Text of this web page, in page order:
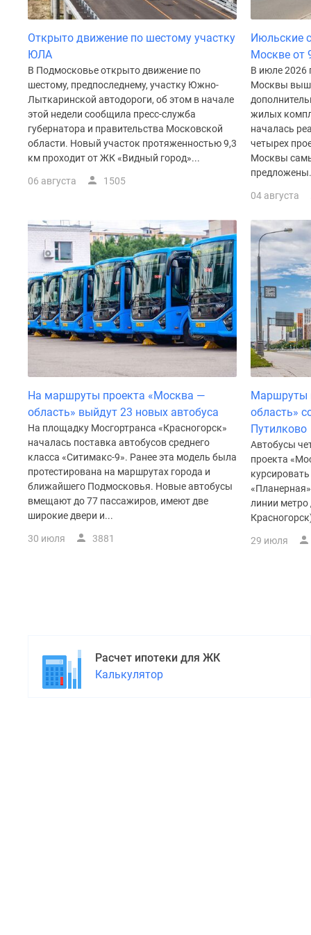
Рассрочка
Траншевая
ипотека
коттеджи
Коттеджные
поселки
Москве
Готовые
поселки
поселки
Коттеджные
Коттеджные
поселки
водоема
ипотеку
Бизнес-
центры
Открыто движение по шестому участку
ЮЛА
В Подмосковье открыто движение по
шестому, предпоследнему, участку Южно-
Лыткаринской автодороги, об этом в начале
этой недели сообщила пресс-служба
губернатора и правительства Московской
области. Новый участок протяженностью 9,3
км проходит от ЖК «Видный город»...
06 августа 1505
Июльские
Москве от
В июле 2026
Москвы
жилых
началась
четырех
Москвы
04 августа
На маршруты проекта «Москва —
область» выйдут 23 новых автобуса
На площадку Мосгортранса «Красногорск»
началась поставка автобусов среднего
класса «Ситимакс-9». Ранее эта модель была
протестирована на маршрутах города и
ближайшего Подмосковья. Новые автобусы
вмещают до 77 пассажиров, имеют две
широкие двери и...
30 июля 3881
Маршруты
область»
Путилково
Автобусы
проекта
линии метро
29 июля
Расчет ипотеки для ЖК
Калькулятор